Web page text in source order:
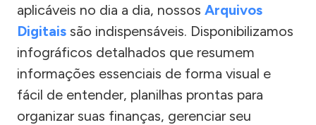
aplicáveis no dia a dia, nossos Arquivos
Digitais são indispensáveis. Disponibilizamos
infográficos detalhados que resumem
informações essenciais de forma visual e
fácil de entender, planilhas prontas para
organizar suas finanças, gerenciar seu